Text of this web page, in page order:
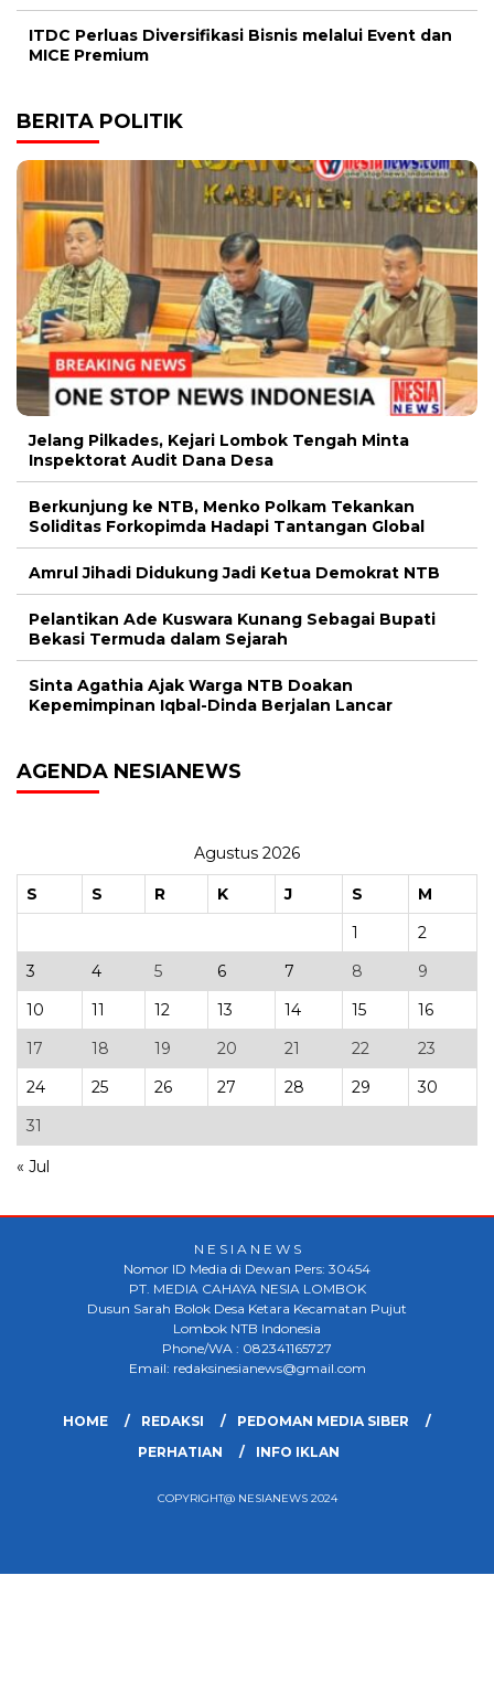
ITDC Perluas Diversifikasi Bisnis melalui Event dan
MICE Premium
BERITA POLITIK
Jelang Pilkades, Kejari Lombok Tengah Minta
Inspektorat Audit Dana Desa
Berkunjung ke NTB, Menko Polkam Tekankan
Soliditas Forkopimda Hadapi Tantangan Global
Amrul Jihadi Didukung Jadi Ketua Demokrat NTB
Pelantikan Ade Kuswara Kunang Sebagai Bupati
Bekasi Termuda dalam Sejarah
Sinta Agathia Ajak Warga NTB Doakan
Kepemimpinan Iqbal-Dinda Berjalan Lancar
AGENDA NESIANEWS
Agustus 2026
S S R K J S
M
1
2
3
4 5 6 7 8
9
10
11 12 13 14 15
16
17
18 19 20 21 22
23
24
25 26 27 28 29
30
31
« Jul
N E S I A N E W S
Nomor ID Media di Dewan Pers: 30454
PT. MEDIA CAHAYA NESIA LOMBOK
Dusun Sarah Bolok Desa Ketara Kecamatan Pujut
Lombok NTB Indonesia
Phone/WA : 082341165727
Email: redaksinesianews@gmail.com
HOME REDAKSI
PEDOMAN MEDIA SIBER
PERHATIAN
INFO IKLAN
COPYRIGHT@ NESIANEWS 2024